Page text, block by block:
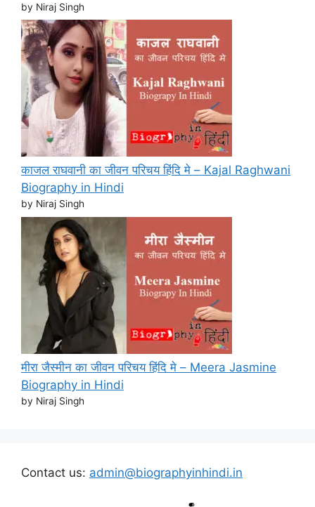
by Niraj Singh
काजल राघवानी का जीवन परिचय हिंदि मे – Kajal Raghwani
Biography in Hindi
by Niraj Singh
मीरा जैस्मीन का जीवन परिचय हिंदि मे – Meera Jasmine
Biography in Hindi
by Niraj Singh
Contact us: admin@biographyinhindi.in